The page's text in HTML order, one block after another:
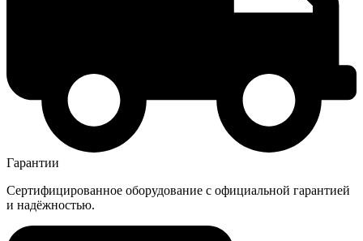
Гарантии
Сертифицированное оборудование с официальной гарантией
и надёжностью.